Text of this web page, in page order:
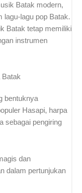
Batak modern,
lagu-lagu pop Batak.
Batak tetap memiliki
instrumen
Batak
bentuknya
Hasapi, harpa
sebagai pengiring
dan
dalam pertunjukan